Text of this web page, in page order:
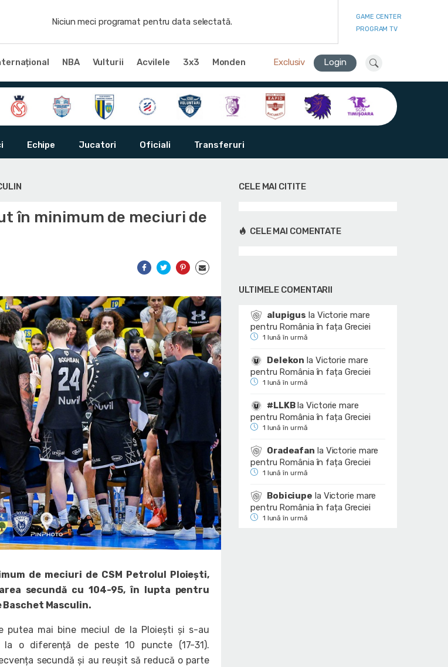
Niciun meci programat pentru data selectată.
GAME CENTER
PROGRAM TV
NBA Vulturii Acvilele 3x3 Monden Exclusiv Login
Echipe Jucatori Oficiali Transferuri
în minimum de meciuri de
de meciuri de CSM Petrolul Ploiești,
secundă cu 104-95, în lupta pentru
Baschet Masculin.
putea mai bine meciul de la Ploiești și s-au
o diferență de peste 10 puncte (17-31).
secundă și au reușit să reducă o parte
CELE MAI CITITE
CELE MAI COMENTATE
ULTIMELE COMENTARII
alupigus la Victorie mare
pentru România în fața Greciei
1 lună în urmă
Delekon la Victorie mare
pentru România în fața Greciei
1 lună în urmă
#LLKBlaVictorie mare
pentru România în fața Greciei
1 lună în urmă
Oradeafan la Victorie mare
pentru România în fața Greciei
1 lună în urmă
Bobiciupe la Victorie mare
pentru România în fața Greciei
1 lună în urmă